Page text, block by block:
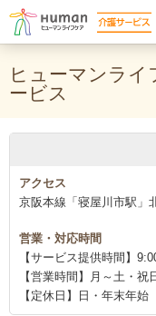
ヒューマンライ
ービス
アクセス
京阪本線「寝屋川市駅」
営業・対応時間
【サービス提供時間】
【営業時間】月～土・祝
【定休日】日・年末年始